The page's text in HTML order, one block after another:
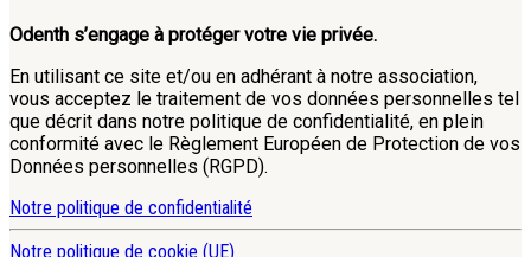
Odenth s’engage à protéger votre vie privée.
En utilisant ce site et/ou en adhérant à notre association,
vous acceptez le traitement de vos données personnelles tel
que décrit dans notre politique de confidentialité, en plein
conformité avec le Règlement Européen de Protection de vos
Données personnelles (RGPD).
Notre politique de confidentialité
Notre politique de cookie (UE)